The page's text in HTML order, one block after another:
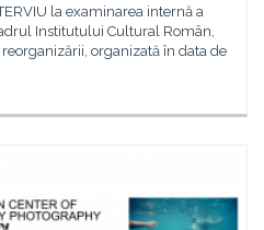
la examinarea internă a
Institutului Cultural Român,
organizată în data de